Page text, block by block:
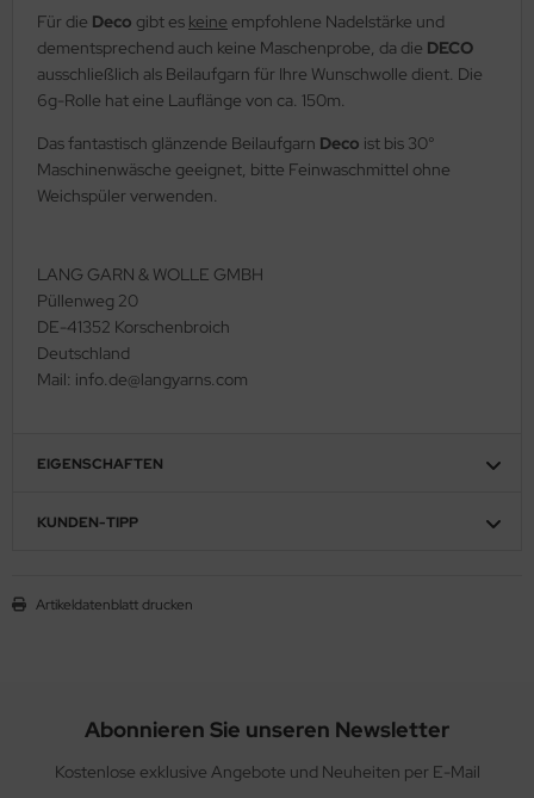
Für die Deco gibt es keine empfohlene Nadelstärke und
dementsprechend auch keine Maschenprobe, da die DECO
ausschließlich als Beilaufgarn für Ihre Wunschwolle dient. Die
6g-Rolle hat eine Lauflänge von ca. 150m.
Das fantastisch glänzende Beilaufgarn Deco ist bis 30°
Maschinenwäsche geeignet, bitte Feinwaschmittel ohne
Weichspüler verwenden.
LANG GARN & WOLLE GMBH
Püllenweg 20
DE-41352 Korschenbroich
Deutschland
Mail: info.de@langyarns.com
EIGENSCHAFTEN
KUNDEN-TIPP
Artikeldatenblatt drucken
Abonnieren Sie unseren Newsletter
Kostenlose exklusive Angebote und Neuheiten per E-Mail